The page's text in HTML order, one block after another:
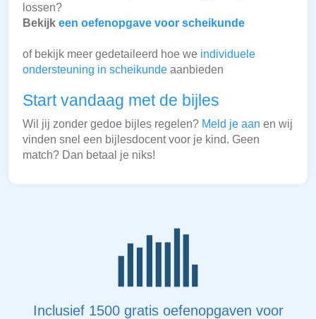
lossen?
Bekijk een oefenopgave voor scheikunde
of bekijk meer gedetaileerd hoe we individuele
ondersteuning in scheikunde aanbieden
Start vandaag met de bijles
Wil jij zonder gedoe bijles regelen? Meld je aan en wij
vinden snel een bijlesdocent voor je kind. Geen
match? Dan betaal je niks!
Inclusief 1500 gratis oefenopgaven voor